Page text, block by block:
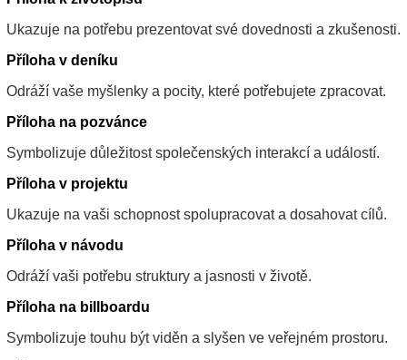
Ukazuje na potřebu prezentovat své dovednosti a zkušenosti.
Příloha v deníku
Odráží vaše myšlenky a pocity, které potřebujete zpracovat.
Příloha na pozvánce
Symbolizuje důležitost společenských interakcí a událostí.
Příloha v projektu
Ukazuje na vaši schopnost spolupracovat a dosahovat cílů.
Příloha v návodu
Odráží vaši potřebu struktury a jasnosti v životě.
Příloha na billboardu
Symbolizuje touhu být viděn a slyšen ve veřejném prostoru.